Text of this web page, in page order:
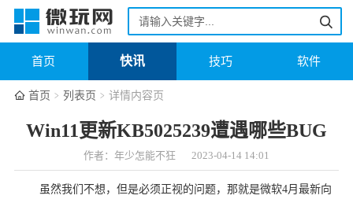
首页 快讯 技巧 软件
首页 列表页 详情内容页
Win11更新KB5025239遭遇哪些BUG
作者：年少怎能不狂 2023-04-14 14:01
虽然我们不想，但是必须正视的问题，那就是微软4月最新向